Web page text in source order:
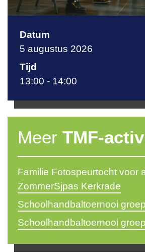
Datum
5 augustus 2026
Tijd
13:00 - 14:00
Meer TMF-
Familie Fotospeurtocht voor
ZommerSjpas Kerkrade
Schoolhandbaltoernooi
Schoolhandbaltoernooi